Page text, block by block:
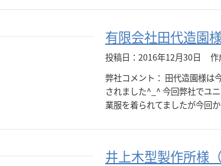
有限会社田代造園
投稿日：2016年12月30日
作
弊社コメント： 田代造園様は
されました^_^ 今回弊社でユ
業服を着られてましたが今回
井上木型製作所様